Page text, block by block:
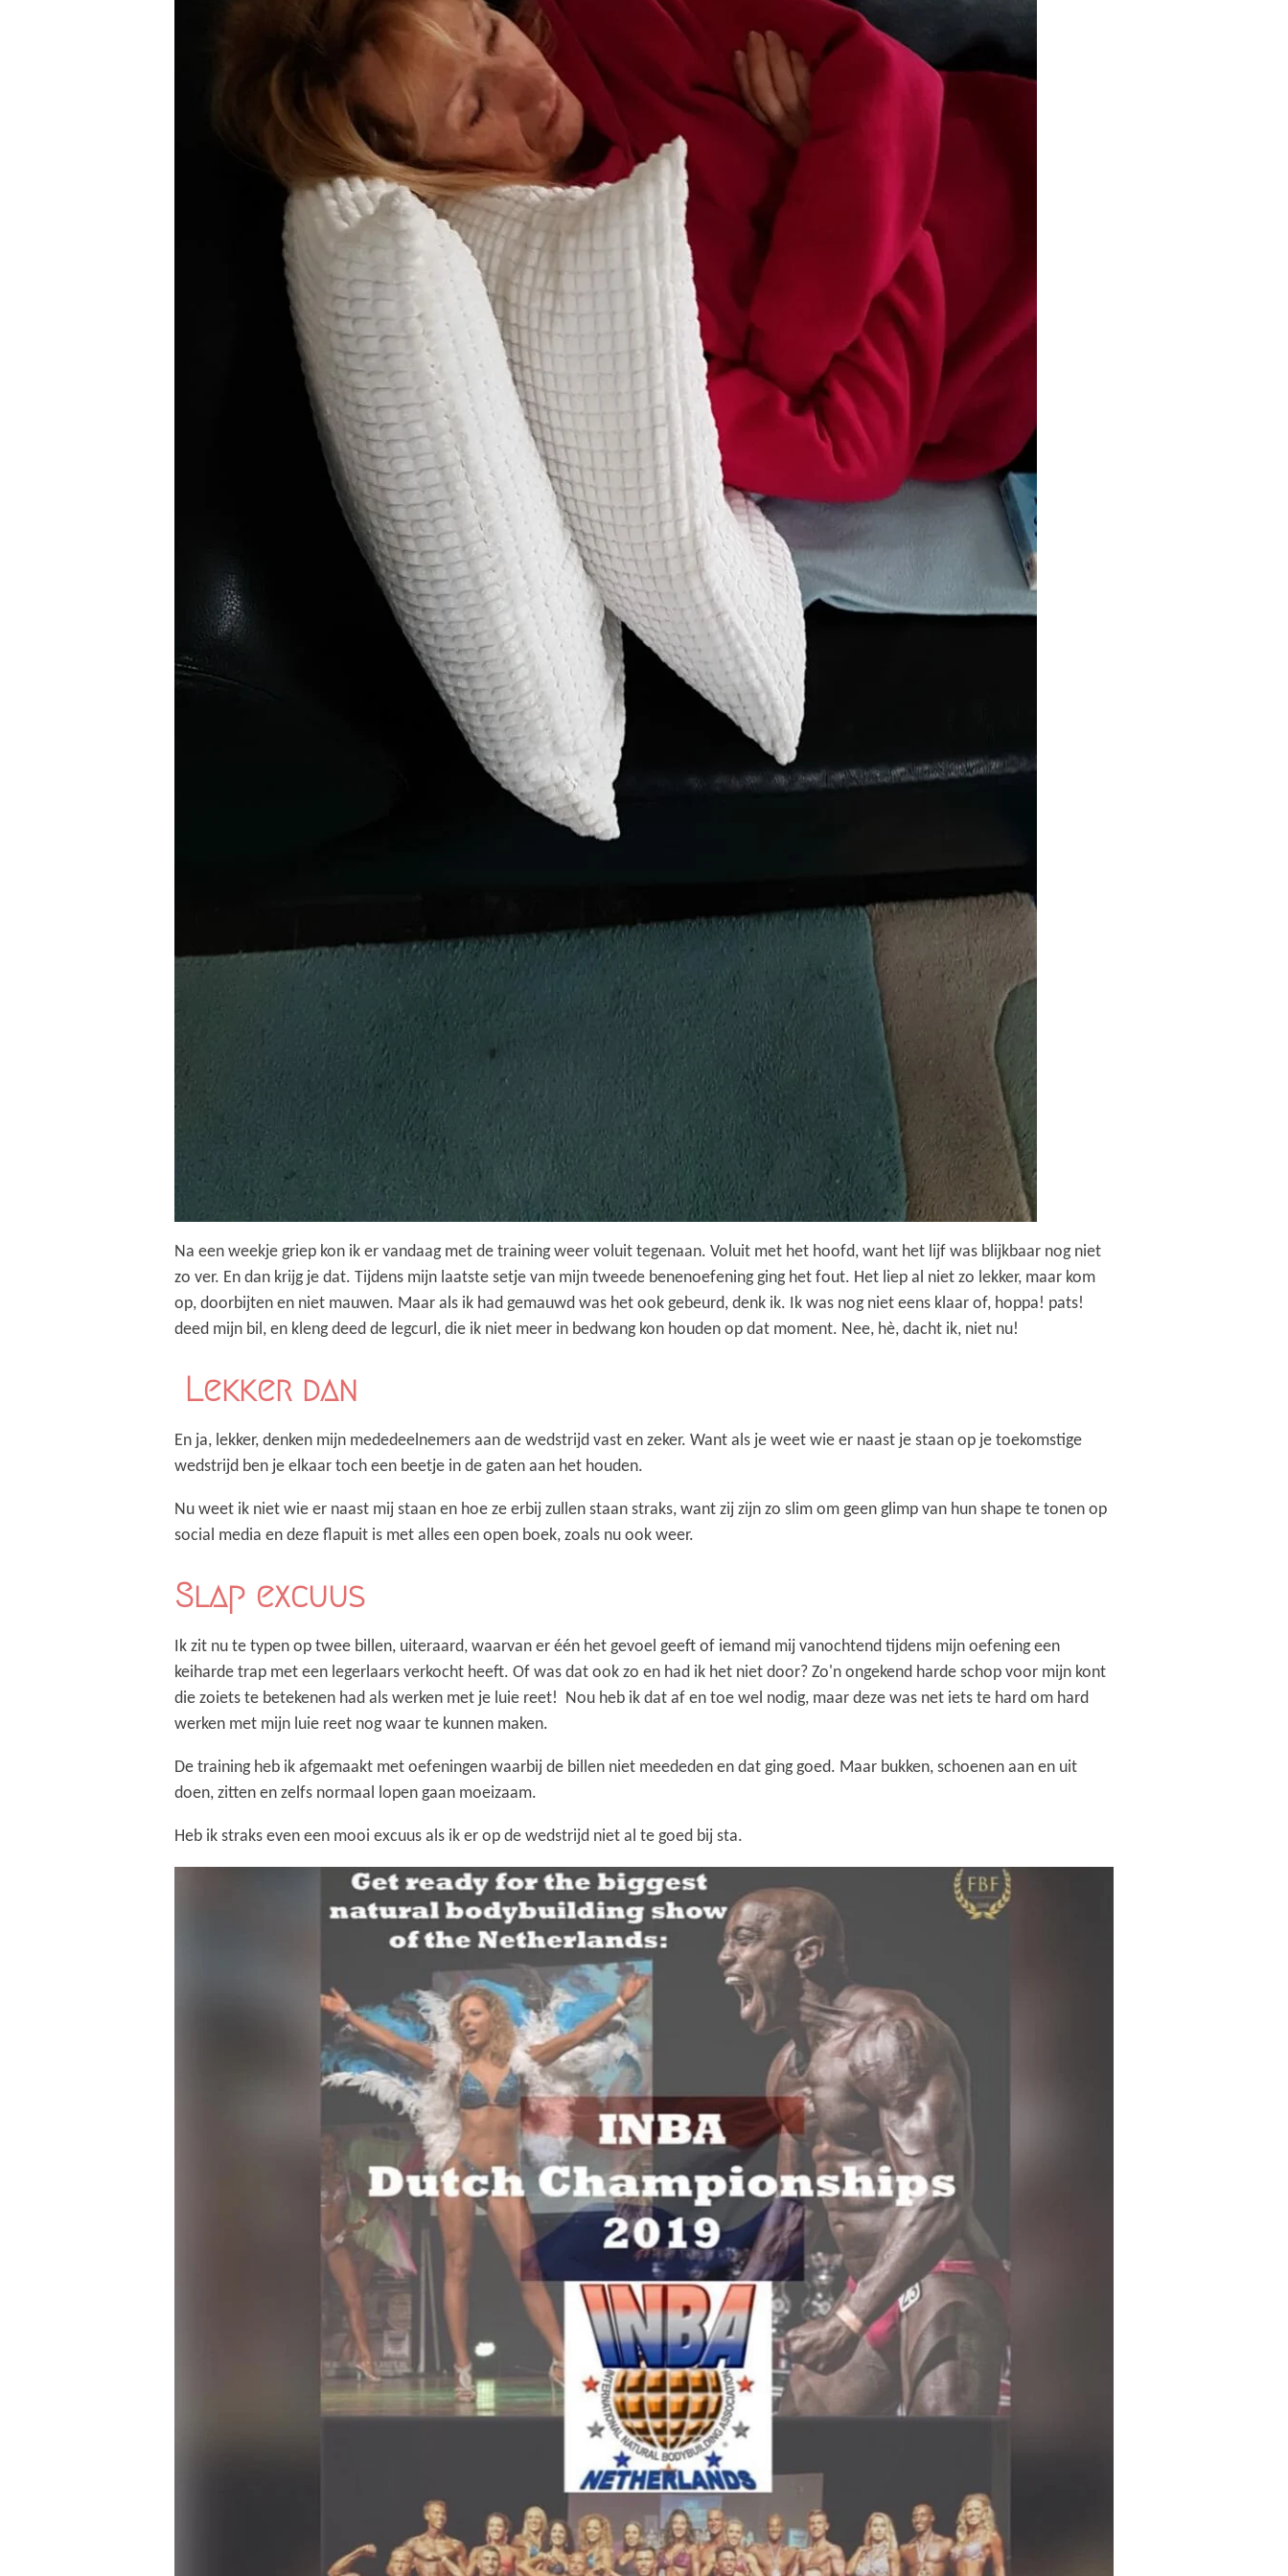
Na een weekje griep kon ik er vandaag met de training weer voluit tegenaan. Voluit met het hoofd, want het lijf was blijkbaar nog niet
zo ver. En dan krijg je dat. Tijdens mijn laatste setje van mijn tweede benenoefening ging het fout. Het liep al niet zo lekker, maar kom
op, doorbijten en niet mauwen. Maar als ik had gemauwd was het ook gebeurd, denk ik. Ik was nog niet eens klaar of, hoppa! pats!
deed mijn bil, en kleng deed de legcurl, die ik niet meer in bedwang kon houden op dat moment. Nee, hè, dacht ik, niet nu!
Lekker dan
En ja, lekker, denken mijn mededeelnemers aan de wedstrijd vast en zeker. Want als je weet wie er naast je staan op je toekomstige
wedstrijd ben je elkaar toch een beetje in de gaten aan het houden.
Nu weet ik niet wie er naast mij staan en hoe ze erbij zullen staan straks, want zij zijn zo slim om geen glimp van hun shape te tonen op
social media en deze flapuit is met alles een open boek, zoals nu ook weer.
Slap excuus
Ik zit nu te typen op twee billen, uiteraard, waarvan er één het gevoel geeft of iemand mij vanochtend tijdens mijn oefening een
keiharde trap met een legerlaars verkocht heeft. Of was dat ook zo en had ik het niet door? Zo'n ongekend harde schop voor mijn kont
die zoiets te betekenen had als werken met je luie reet! Nou heb ik dat af en toe wel nodig, maar deze was net iets te hard om hard
werken met mijn luie reet nog waar te kunnen maken.
De training heb ik afgemaakt met oefeningen waarbij de billen niet meededen en dat ging goed. Maar bukken, schoenen aan en uit
doen, zitten en zelfs normaal lopen gaan moeizaam.
Heb ik straks even een mooi excuus als ik er op de wedstrijd niet al te goed bij sta.